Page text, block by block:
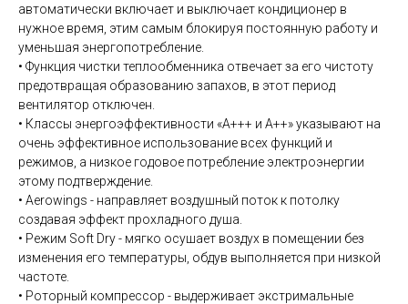
автоматически включает и выключает кондиционер в
нужное время, этим самым блокируя постоянную работу и
уменьшая энергопотребление.
• Функция чистки теплообменника отвечает за его чистоту
предотвращая образованию запахов, в этот период
вентилятор отключен.
• Классы энергоэффективности «А+++ и А++» указывают на
очень эффективное использование всех функций и
режимов, а низкое годовое потребление электроэнергии
этому подтверждение.
• Aerowings - направляет воздушный поток к потолку
создавая эффект прохладного душа.
• Режим Soft Dry - мягко осушает воздух в помещении без
изменения его температуры, обдув выполняется при низкой
частоте.
• Роторный компрессор - выдерживает экстримальные